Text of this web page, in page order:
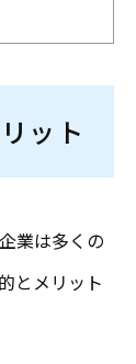
ット
業は多くの
とメリット